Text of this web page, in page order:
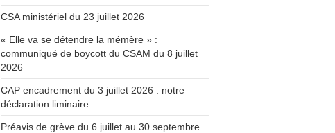
CSA ministériel du 23 juillet 2026
« Elle va se détendre la mémère » :
communiqué de boycott du CSAM du 8 juillet
2026
CAP encadrement du 3 juillet 2026 : notre
déclaration liminaire
Préavis de grève du 6 juillet au 30 septembre